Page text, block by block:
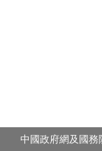
中國政府網及國務